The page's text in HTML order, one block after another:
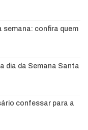
semana: confira quem
dia da Semana Santa
confessar para a